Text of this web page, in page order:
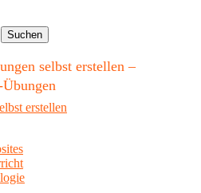
selbst erstellen –